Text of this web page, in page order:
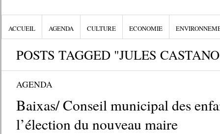
ACCUEIL AGENDA CULTURE ECONOMIE
POSTS TAGGED "JULES
AGENDA
Baixas/ Conseil municipal des
l’élection du nouveau maire